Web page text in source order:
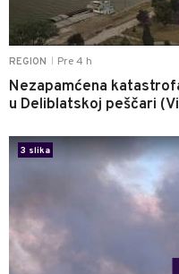
REGION Pre 4 h
Nezapamćena
u Deliblatskoj peščari
3 slika